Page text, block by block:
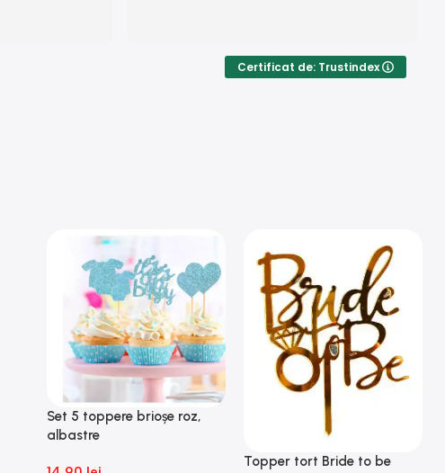
Certificat de: Trustindex
Set 5 toppere brioșe roz,
albastre
Topper tort Bride to be